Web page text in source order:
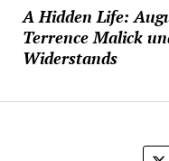
A Hidden Life:
Terrence Malick
Widerstands